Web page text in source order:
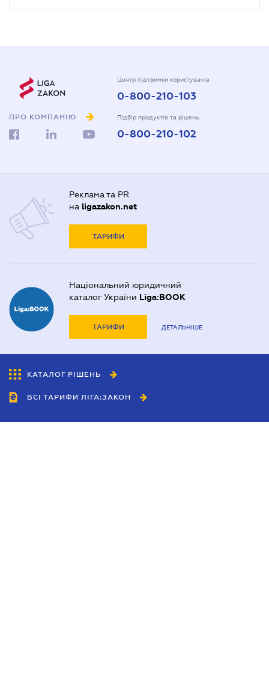
ПРО КОМПАНІЮ
Центр підтримки користувачів
0-800-210-103
Підбір продуктів та рішень
0-800-210-102
Реклама та PR
на ligazakon.net
ТАРИФИ
Національний юридичний
каталог України Liga:BOOK
ТАРИФИ ДЕТАЛЬНІШЕ
КАТАЛОГ РІШЕНЬ
ВСІ ТАРИФИ ЛІГА:ЗАКОН